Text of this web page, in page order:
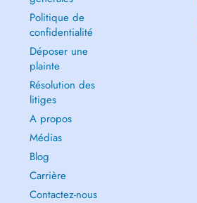
Politique de
confidentialité
Déposer une
plainte
Résolution des
litiges
A propos
Médias
Blog
Carrière
Contactez-nous